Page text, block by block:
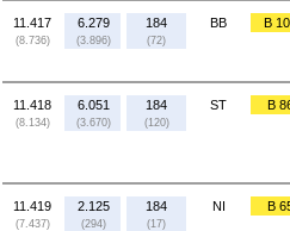
11.417
(8.736)
6.279
(3.896)
184
(72)
BB B
11.418
(8.134)
6.051
(3.670)
184
(120)
ST B
11.419
(7.437)
2.125
(294)
184
(17)
NI B